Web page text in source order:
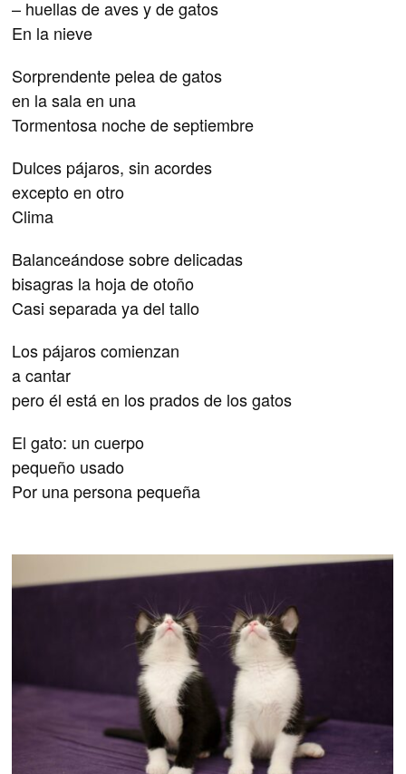
– huellas de aves y de gatos
En la nieve
Sorprendente pelea de gatos
en la sala en una
Tormentosa noche de septiembre
Dulces pájaros, sin acordes
excepto en otro
Clima
Balanceándose sobre delicadas
bisagras la hoja de otoño
Casi separada ya del tallo
Los pájaros comienzan
a cantar
pero él está en los prados de los gatos
El gato: un cuerpo
pequeño usado
Por una persona pequeña